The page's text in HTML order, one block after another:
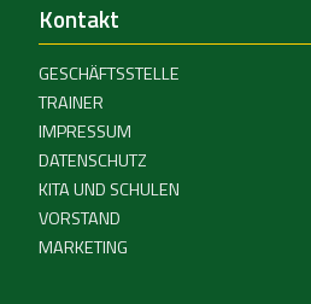
Kontakt
GESCHÄFTSSTELLE
TRAINER
IMPRESSUM
DATENSCHUTZ
KITA UND SCHULEN
VORSTAND
MARKETING